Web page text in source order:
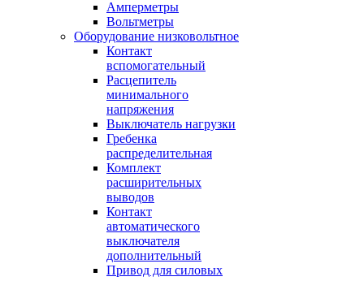
Амперметры
Вольтметры
Оборудование низковольтное
Контакт
вспомогательный
Расцепитель
минимального
напряжения
Выключатель нагрузки
Гребенка
распределительная
Комплект
расширительных
выводов
Контакт
автоматического
выключателя
дополнительный
Привод для силовых